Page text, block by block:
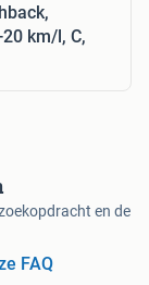
km/l, C,
en de
FAQ